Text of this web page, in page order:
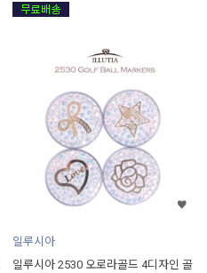
일루시아
일루시아 2530 오로라골드 4디자인 골